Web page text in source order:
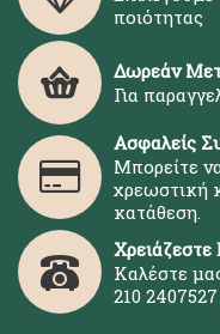
ποιότητας
Δωρεάν
Για
Ασφαλείς
Μπορείτε
χρεωστική
κατάθεση.
Χρειάζεστε
Καλέστε
210